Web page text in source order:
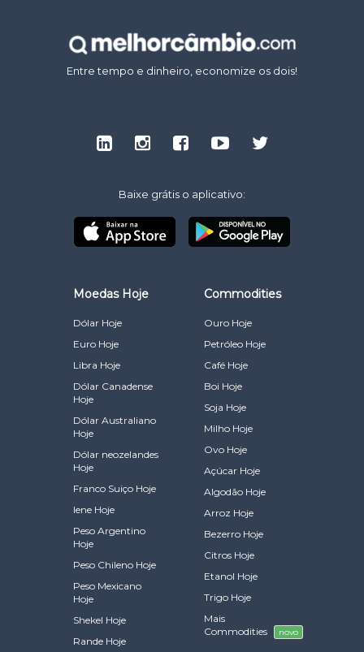
Entre tempo e dinheiro, economize os dois!
Baixe grátis o aplicativo:
Moedas Hoje
Dólar Hoje
Euro Hoje
Libra Hoje
Dólar Canadense
Hoje
Dólar Australiano
Hoje
Dólar neozelandes
Hoje
Franco Suiço Hoje
Iene Hoje
Peso Argentino
Hoje
Peso Chileno Hoje
Peso Mexicano
Hoje
Shekel Hoje
Rande Hoje
Commodities
Ouro Hoje
Petróleo Hoje
Café Hoje
Boi Hoje
Soja Hoje
Milho Hoje
Ovo Hoje
Açúcar Hoje
Algodão Hoje
Arroz Hoje
Bezerro Hoje
Citros Hoje
Etanol Hoje
Trigo Hoje
Mais
Commodities
novo